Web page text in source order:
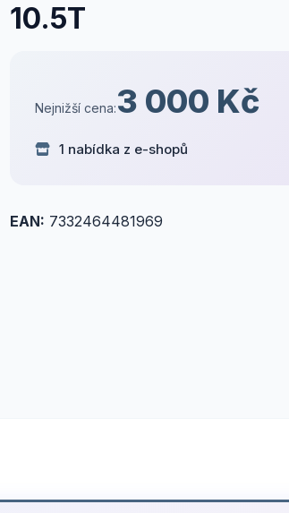
10.5T
Nejnižší cena:3 000 Kč
1 nabídka z e-shopů
EAN: 7332464481969